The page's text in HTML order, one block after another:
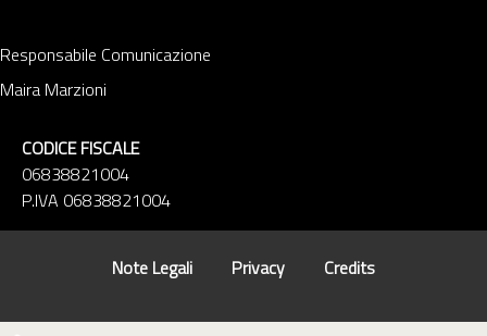
Responsabile Comunicazione
Maira Marzioni
CODICE FISCALE
06838821004
P.IVA 06838821004
Note Legali Privacy Credits